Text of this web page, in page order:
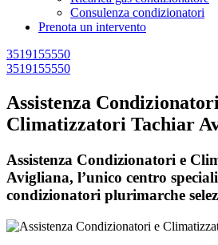
Consulenza condizionatori
Prenota un intervento
3519155550
3519155550
Assistenza
Climatizzatori Tachiar
Assistenza Condizionatori e
Avigliana, l’unico centro
condizionatori plurimarche